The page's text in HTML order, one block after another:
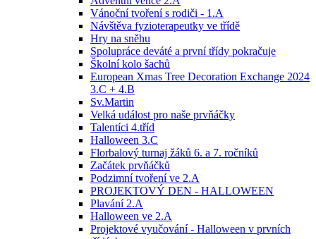
Vánoční tvoření s rodiči - 1.A
Návštěva fyzioterapeutky ve třídě
Hry na sněhu
Spolupráce deváté a první třídy pokračuje
Školní kolo šachů
European Xmas Tree Decoration Exchange 2024
3.C + 4.B
Sv.Martin
Velká událost pro naše prvňáčky
Talentíci 4.tříd
Halloween 3.C
Florbalový turnaj žáků 6. a 7. ročníků
Začátek prvňáčků
Podzimní tvoření ve 2.A
PROJEKTOVÝ DEN - HALLOWEEN
Plavání 2.A
Halloween ve 2.A
Projektové vyučování - Halloween v prvních